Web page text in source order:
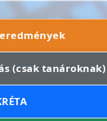
(csak tanároknak)